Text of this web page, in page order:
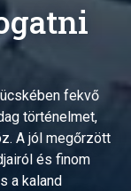
fekvő
történelmet,
A jól megőrzött
és finom
a kaland